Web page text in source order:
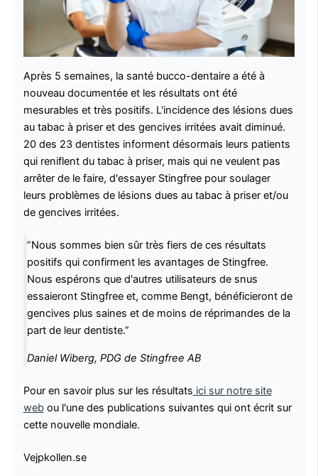
Après 5 semaines, la santé bucco-dentaire a été à
nouveau documentée et les résultats ont été
mesurables et très positifs. L'incidence des lésions dues
au tabac à priser et des gencives irritées avait diminué.
20 des 23 dentistes informent désormais leurs patients
qui reniflent du tabac à priser, mais qui ne veulent pas
arrêter de le faire, d'essayer Stingfree pour soulager
leurs problèmes de lésions dues au tabac à priser et/ou
de gencives irritées.
”Nous sommes bien sûr très fiers de ces résultats
positifs qui confirment les avantages de Stingfree.
Nous espérons que d'autres utilisateurs de snus
essaieront Stingfree et, comme Bengt, bénéficieront de
gencives plus saines et de moins de réprimandes de la
part de leur dentiste.”
Daniel Wiberg, PDG de Stingfree AB
Pour en savoir plus sur les résultats ici sur notre site
webou l'une des publications suivantes qui ont écrit sur
cette nouvelle mondiale.
Vejpkollen.se